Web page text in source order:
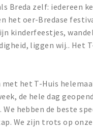
Breda zelf: iedereen
het oer-Bredase
kinderfeestjes,
liggen wij.. Het
met het T-Huis
de hele dag
hebben de beste
We zijn trots op